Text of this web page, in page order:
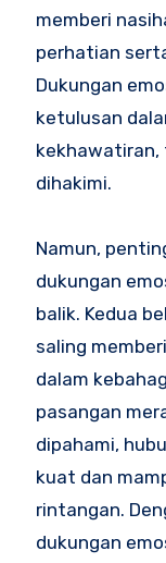
memberi
perhatian
Dukungan
ketulusan
dihakimi.
Namun,
dukungan
balik. Kedua
saling
dalam
pasangan
dipahami,
kuat dan
rintangan.
dukungan